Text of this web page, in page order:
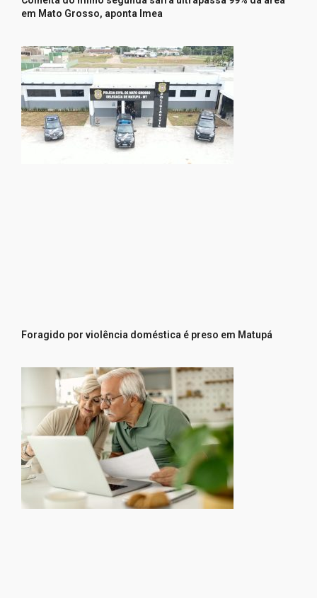
em Mato Grosso, aponta Imea
Foragido por violência doméstica é preso em Matupá